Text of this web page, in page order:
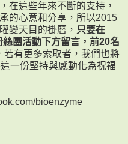
在這些年來不斷的支持，
的心意和分享，所以2015
變天目的掛曆， 只要在
團活動下方留言，前20名
若有更多索取者，我們也將
一份堅持與感動化為祝福
bioenzyme